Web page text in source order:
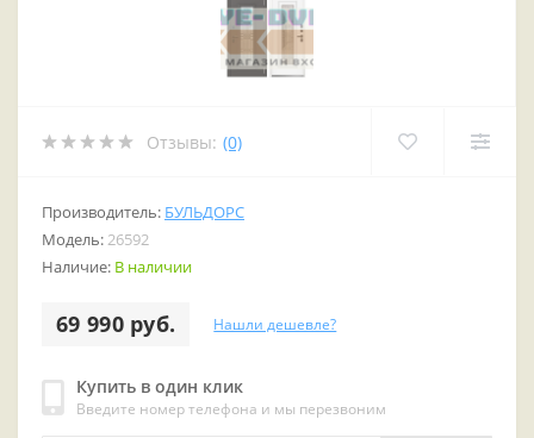
Отзывы: (0)
Производитель: БУЛЬДОРС
Модель:26592
Наличие: В наличии
69 990 руб. Нашли дешевле?
Купить в один клик
Введите номер телефона и мы перезвоним